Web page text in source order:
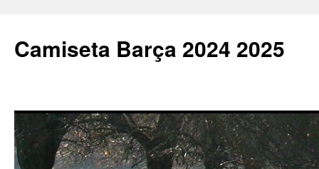
Camiseta Barça 2024 2025